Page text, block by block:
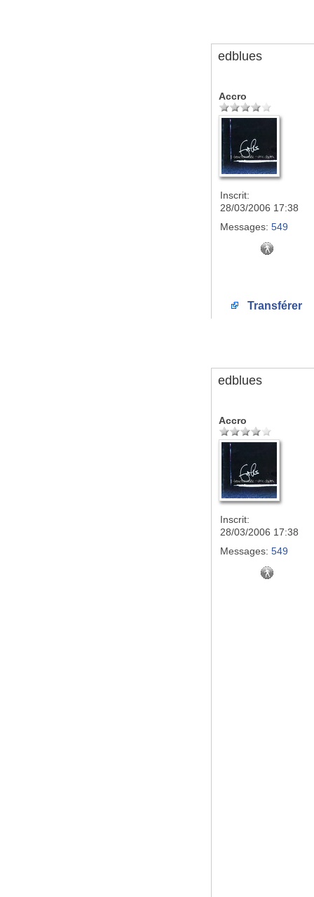
edblues
Accro
Inscrit:
28/03/2006 17:38
Messages: 549
Transférer
edblues
Accro
Inscrit:
28/03/2006 17:38
Messages: 549